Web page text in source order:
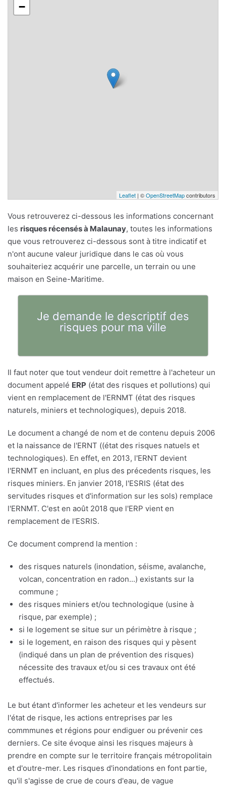
−
Leaflet | ©OpenStreetMapcontributors
Vous retrouverez ci-dessous les informations concernant
les risques récensés à Malaunay, toutes les informations
que vous retrouverez ci-dessous sont à titre indicatif et
n'ont aucune valeur juridique dans le cas où vous
souhaiteriez acquérir une parcelle, un terrain ou une
maison en Seine-Maritime.
Je demande le descriptif des
risques pour ma ville
Il faut noter que tout vendeur doit remettre à l'acheteur un
document appelé ERP (état des risques et pollutions) qui
vient en remplacement de l'ERNMT (état des risques
naturels, miniers et technologiques), depuis 2018.
Le document a changé de nom et de contenu depuis 2006
et la naissance de l'ERNT ((état des risques natuels et
technologiques). En effet, en 2013, l'ERNT devient
l'ERNMT en incluant, en plus des précedents risques, les
risques miniers. En janvier 2018, l'ESRIS (état des
servitudes risques et d'information sur les sols) remplace
l'ERNMT. C'est en août 2018 que l'ERP vient en
remplacement de l'ESRIS.
Ce document comprend la mention :
des risques naturels (inondation, séisme, avalanche,
volcan, concentration en radon...) existants sur la
commune ;
des risques miniers et/ou technologique (usine à
risque, par exemple) ;
si le logement se situe sur un périmètre à risque ;
si le logement, en raison des risques qui y pèsent
(indiqué dans un plan de prévention des risques)
nécessite des travaux et/ou si ces travaux ont été
effectués.
Le but étant d'informer les acheteur et les vendeurs sur
l'état de risque, les actions entreprises par les
commmunes et régions pour endiguer ou prévenir ces
derniers. Ce site évoque ainsi les risques majeurs à
prendre en compte sur le territoire français métropolitain
et d'outre-mer. Les risques d'inondations en font partie,
qu'il s'agisse de crue de cours d'eau, de vague